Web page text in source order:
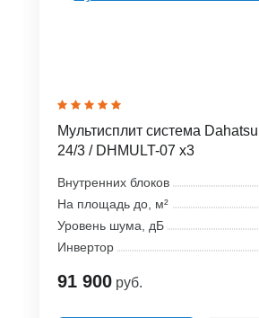
Мультисплит система
24/3 / DHMULT-07 x3
Внутренних блоков
На площадь до, м²
Уровень шума, дБ
Инвертор
91 900 руб.